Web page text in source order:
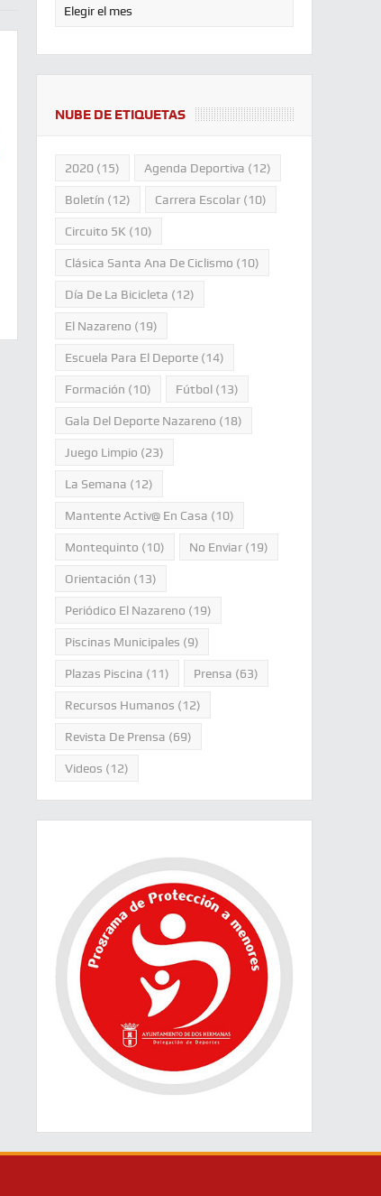
NUBE DE ETIQUETAS
2020(15) Agenda Deportiva (12)
Boletín (12) Carrera Escolar(10)
Circuito 5K (10)
Clásica Santa Ana De Ciclismo (10)
Día De La Bicicleta (12)
El Nazareno (19)
Escuela Para El Deporte(14)
Formación (10) Fútbol(13)
Gala Del Deporte Nazareno (18)
Juego Limpio (23)
La Semana (12)
Mantente Activ@ En Casa (10)
Montequinto (10) No Enviar(19)
Orientación (13)
Periódico El Nazareno (19)
Piscinas Municipales (9)
Plazas Piscina (11) Prensa (63)
Recursos Humanos (12)
Revista De Prensa (69)
Videos (12)